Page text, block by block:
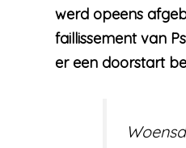
werd opeens
faillissement van
er een doorstart